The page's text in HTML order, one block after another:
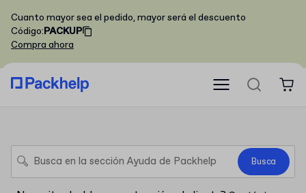
Cuanto mayor sea el pedido, mayor será el descuento
Código:PACKUP
Compra ahora
Busca